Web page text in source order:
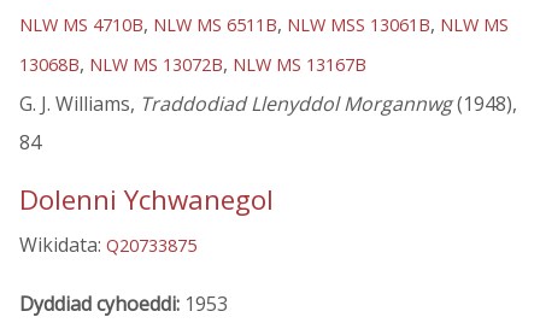
NLW MS 4710B, NLW MS 6511B, NLW MSS 13061B, NLW MS
13068B, NLW MS 13072B, NLW MS 13167B
G. J. Williams, Traddodiad Llenyddol Morgannwg(1948),
84
Dolenni Ychwanegol
Wikidata: Q20733875
Dyddiad cyhoeddi: 1953